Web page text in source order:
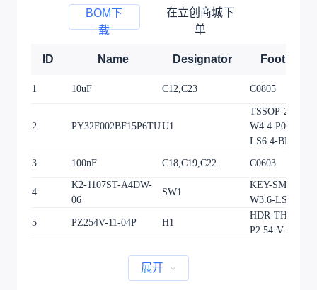
BOM下
载
在立创商城下
单
ID Name Designator Footprint
1 10uF C12,C23 C0805
2 PY32F002BF15P6TUU1
TSSOP-
W4.4-P0.65-
LS6.4-BL
3 100nF C18,C19,C22 C0603
4
K2-1107ST-A4DW-
06
SW1
KEY-
W3.6-LS8.0
5 PZ254V-11-04P H1
HDR-TH_4P-
P2.54-V-M
展开